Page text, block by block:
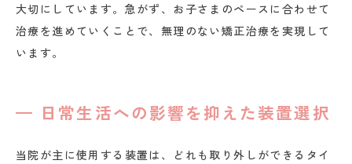
大切にしています。急がず、お子さまのペースに合わせて
治療を進めていくことで、無理のない矯正治療を実現して
います。
日常生活への影響を抑えた装置選択
当院が主に使用する装置は、どれも取り外しができるタイ